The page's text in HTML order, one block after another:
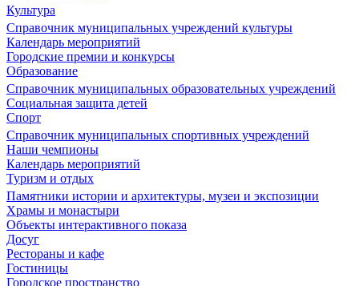
Культура
Справочник муниципальных учреждений культуры
Календарь мероприятий
Городские премии и конкурсы
Образование
Справочник муниципальных образовательных учреждений
Социальная защита детей
Спорт
Справочник муниципальных спортивных учреждений
Наши чемпионы
Календарь мероприятий
Туризм и отдых
Памятники истории и архитектуры, музеи и экспозиции
Храмы и монастыри
Объекты интерактивного показа
Досуг
Рестораны и кафе
Гостиницы
Городское пространство